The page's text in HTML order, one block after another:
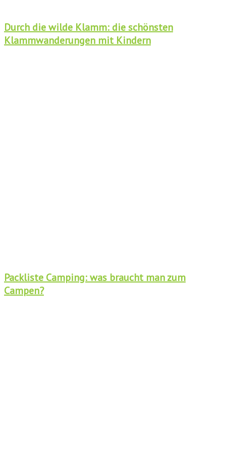
Durch die wilde Klamm: die schönsten
Klammwanderungen mit Kindern
Packliste Camping: was braucht man zum
Campen?